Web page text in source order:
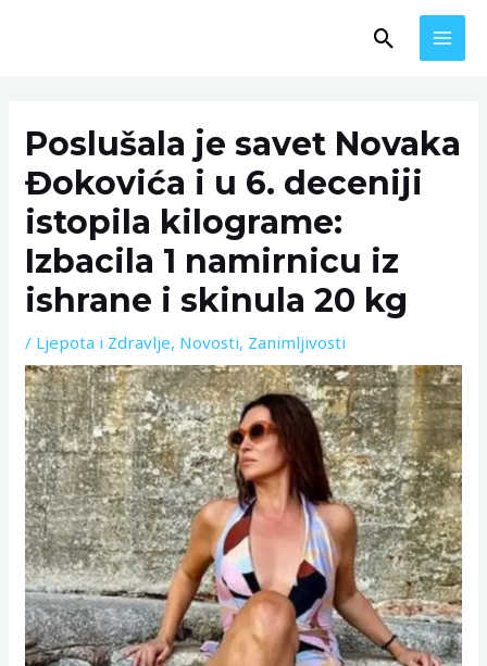
Search
Poslušala je savet Novaka
Đokovića i u 6. deceniji
istopila kilograme:
Izbacila 1 namirnicu iz
ishrane i skinula 20 kg
/ Ljepota i Zdravlje, Novosti, Zanimljivosti